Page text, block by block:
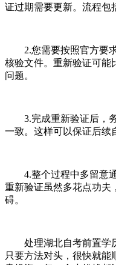
证过期需要更新。流程包
2.您需要按照官方要求
核验文件。重新验证可能
问题。
3.完成重新验证后，务
一致。这样可以保证后续
4.整个过程中多留意通
重新验证虽然多花点功夫
碍。
处理湖北自考前置学历
只要方法对头，很快就能